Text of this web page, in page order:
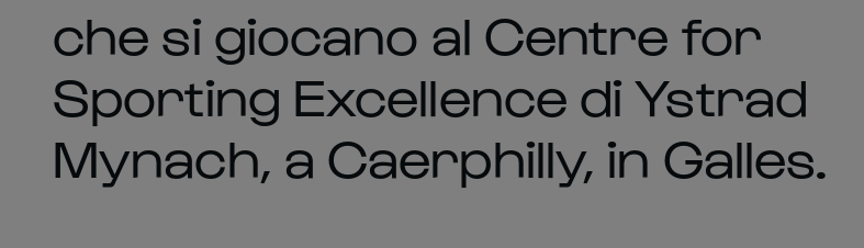
che si giocano al Centre for
Sporting Excellence di Ystrad
Mynach, a Caerphilly, in Galles.